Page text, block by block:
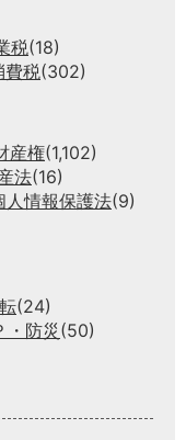
税(18)
費税(302)
産権(1,102)
法(16)
人情報保護法(9)
(24)
・防災 (50)